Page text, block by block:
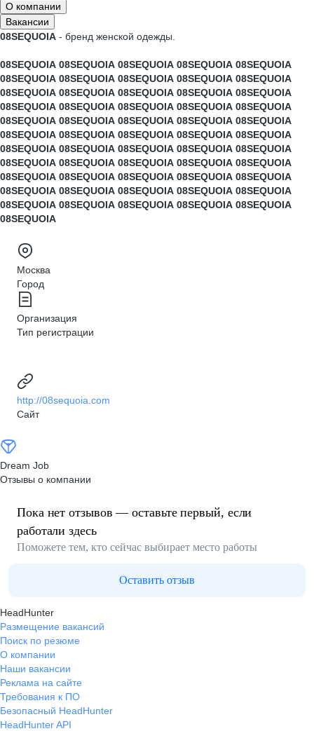
О компании
Вакансии
08SEQUOIA - бренд женской одежды.
08SEQUOIA 08SEQUOIA 08SEQUOIA 08SEQUOIA 08SEQUOIA
08SEQUOIA 08SEQUOIA 08SEQUOIA 08SEQUOIA 08SEQUOIA
08SEQUOIA 08SEQUOIA 08SEQUOIA 08SEQUOIA 08SEQUOIA
08SEQUOIA 08SEQUOIA 08SEQUOIA 08SEQUOIA 08SEQUOIA
08SEQUOIA 08SEQUOIA 08SEQUOIA 08SEQUOIA 08SEQUOIA
08SEQUOIA 08SEQUOIA 08SEQUOIA 08SEQUOIA 08SEQUOIA
08SEQUOIA 08SEQUOIA 08SEQUOIA 08SEQUOIA 08SEQUOIA
08SEQUOIA 08SEQUOIA 08SEQUOIA 08SEQUOIA 08SEQUOIA
08SEQUOIA 08SEQUOIA 08SEQUOIA 08SEQUOIA 08SEQUOIA
08SEQUOIA 08SEQUOIA 08SEQUOIA 08SEQUOIA 08SEQUOIA
08SEQUOIA 08SEQUOIA 08SEQUOIA 08SEQUOIA 08SEQUOIA
08SEQUOIA
Москва
Город
Организация
Тип регистрации
http://08sequoia.com
Сайт
Dream Job
Отзывы о компании
Пока нет отзывов — оставьте первый, если
работали здесь
Поможете тем, кто сейчас выбирает место работы
Оставить отзыв
HeadHunter
Размещение вакансий
Поиск по резюме
О компании
Наши вакансии
Реклама на сайте
Требования к ПО
Безопасный HeadHunter
HeadHunter API